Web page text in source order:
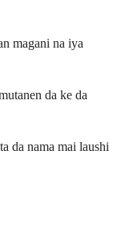
magani na iya
da ke da
da nama mai laushi